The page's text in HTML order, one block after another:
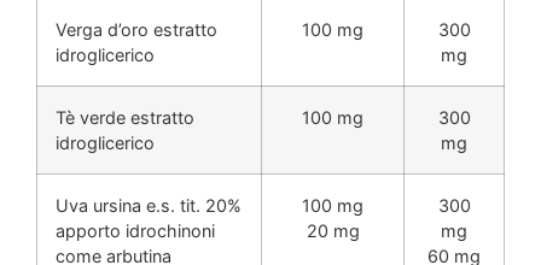
Verga d’oro estratto
idroglicerico
100 mg
300
mg
Tè verde estratto
idroglicerico
100 mg
300
mg
Uva ursina e.s. tit. 20%
apporto idrochinoni
come arbutina
100 mg
20 mg
300
mg
60 mg